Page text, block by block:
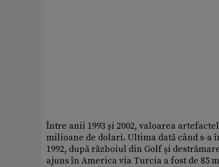
Între anii 1993 și 2002, valoarea
milioane de dolari. Ultima dată când s-
1992, după războiul din Golf și
ajuns în America via Turcia a fost de 85